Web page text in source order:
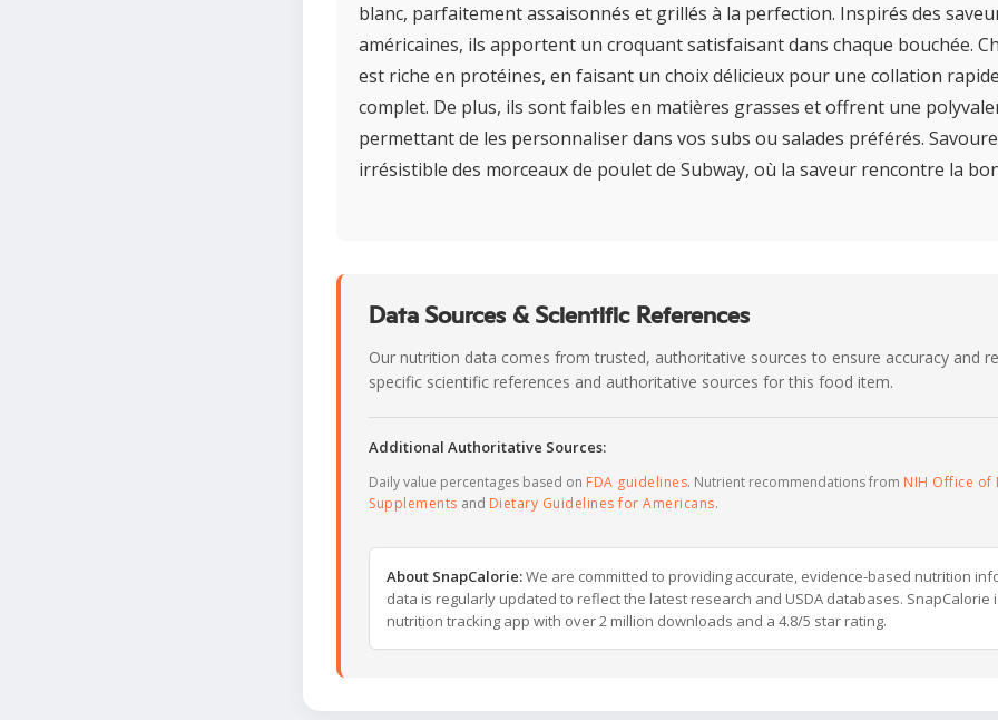
blanc, parfaitement assaisonnés et grillés à la perfection. Inspirés des
américaines, ils apportent un croquant satisfaisant dans chaque bouchée.
est riche en protéines, en faisant un choix délicieux pour une collation
complet. De plus, ils sont faibles en matières grasses et offrent une
permettant de les personnaliser dans vos subs ou salades préférés.
irrésistible des morceaux de poulet de Subway, où la saveur rencontre la
Data Sources & Scientific References
Our nutrition data comes from trusted, authoritative sources to ensure accuracy and
specific scientific references and authoritative sources for this food item.
Additional Authoritative Sources:
Daily value percentages based on FDA guidelines. Nutrient recommendations from NIH Office of
Supplements and Dietary Guidelines for Americans.
About SnapCalorie:We are committed to providing accurate, evidence-based nutrition
data is regularly updated to reflect the latest research and USDA databases. SnapCalorie
nutrition tracking app with over 2 million downloads and a 4.8/5 star rating.